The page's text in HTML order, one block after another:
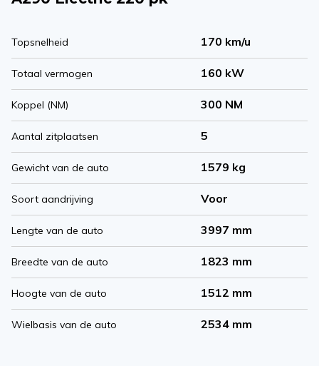
Topsnelheid 170 km/u
Totaal vermogen 160 kW
Koppel (NM) 300 NM
Aantal zitplaatsen 5
Gewicht van de auto 1579 kg
Soort aandrijving Voor
Lengte van de auto 3997 mm
Breedte van de auto 1823 mm
Hoogte van de auto 1512 mm
Wielbasis van de auto 2534 mm